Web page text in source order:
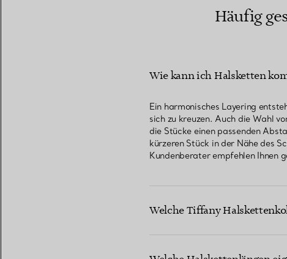
Häufig
Wie kann ich Halsketten
Ein harmonisches Layering
sich zu kreuzen. Auch die Wahl
die Stücke einen passenden
kürzeren Stück in der Nähe des
Kundenberater empfehlen Ihnen
Welche Tiffany